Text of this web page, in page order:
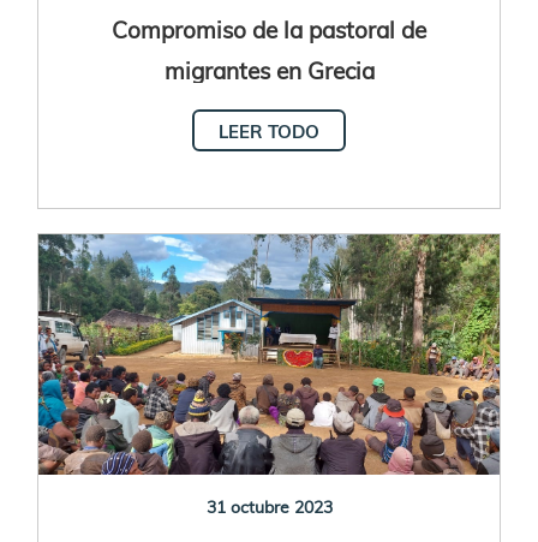
Compromiso de la pastoral de
migrantes en Grecia
LEER TODO
31 octubre 2023